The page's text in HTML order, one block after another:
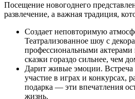
Посещение новогоднего
развлечение, а важная традиция,
Создает неповторимую
Театрализованное шоу с
профессиональными актерами
сказки гораздо сильнее, чем
Дарит живые эмоции.
участие в играх и конкурсах,
подарка — эти впечатления
жизнь.